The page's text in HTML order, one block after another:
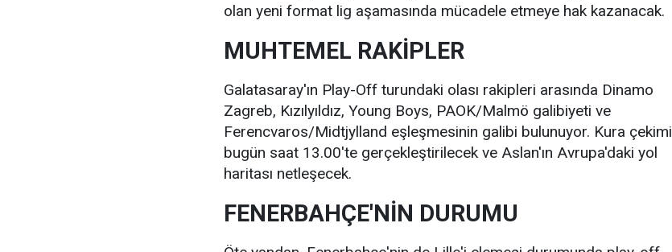
olan yeni format lig aşamasında mücadele etmeye hak kazanacak.
MUHTEMEL RAKİPLER
Galatasaray'ın Play-Off turundaki olası rakipleri arasında Dinamo
Zagreb, Kızılyıldız, Young Boys, PAOK/Malmö galibiyeti ve
Ferencvaros/Midtjylland eşleşmesinin galibi bulunuyor. Kura çekimi
bugün saat 13.00'te gerçekleştirilecek ve Aslan'ın Avrupa'daki yol
haritası netleşecek.
FENERBAHÇE'NİN DURUMU